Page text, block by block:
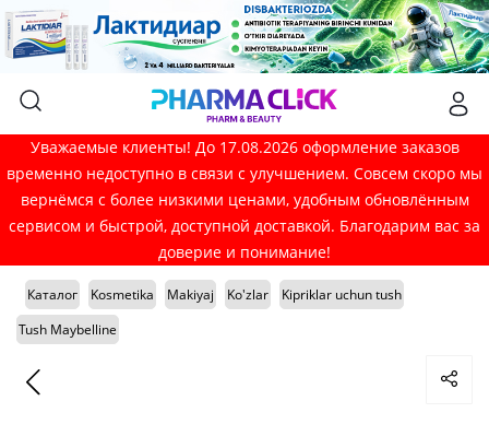
Уважаемые клиенты! До 17.08.2026 оформление заказов
временно недоступно в связи с улучшением. Совсем скоро мы
вернёмся с более низкими ценами, удобным обновлённым
сервисом и быстрой, доступной доставкой. Благодарим вас за
доверие и понимание!
Каталог Kosmetika Makiyaj Ko'zlar
Kipriklar uchun tush
Tush Maybelline